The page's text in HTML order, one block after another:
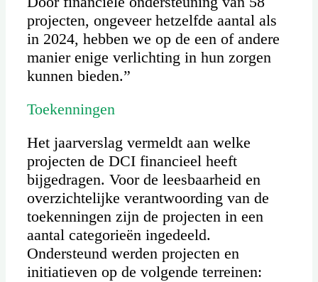
projecten, ongeveer hetzelfde aantal als
in 2024, hebben we op de een of andere
manier enige verlichting in hun zorgen
kunnen bieden.”
Toekenningen
Het jaarverslag vermeldt aan welke
projecten de DCI financieel heeft
bijgedragen. Voor de leesbaarheid en
overzichtelijke verantwoording van de
toekenningen zijn de projecten in een
aantal categorieën ingedeeld.
Ondersteund werden projecten en
initiatieven op de volgende terreinen: